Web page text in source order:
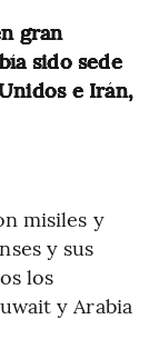
gran
sido sede
e Irán,
misiles y
y sus
los
y Arabia